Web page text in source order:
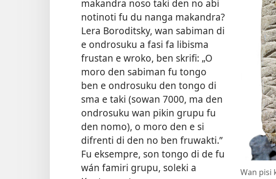
Wan pisi
makandra noso taki den no abi
notinoti fu du nanga makandra?
Lera Boroditsky, wan sabiman di
e ondrosuku a fasi fa libisma
frustan e wroko, ben skrifi: „O
moro den sabiman fu tongo
ben e ondrosuku den tongo di
sma e taki (sowan 7000, ma den
ondrosuku wan pikin grupu fu
den nomo), o moro den e si
difrenti di den no ben fruwakti.”
Fu eksempre, son tongo di de fu
wán famiri grupu, soleki a